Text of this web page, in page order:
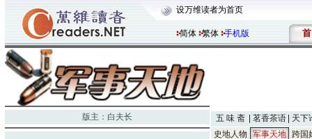
设万维读者为首页
简体 繁体 手机版 首
版主： 白夫长 五 味 斋 茗香茶语
天下
史地人物
军事天地 跨国